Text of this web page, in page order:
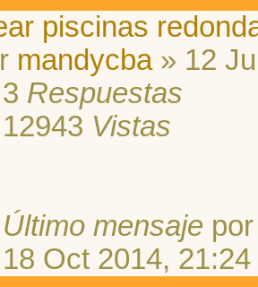
piscinas
mandycba» 12
3 Respuestas
12943 Vistas
Último mensaje
18 Oct 2014, 21:24